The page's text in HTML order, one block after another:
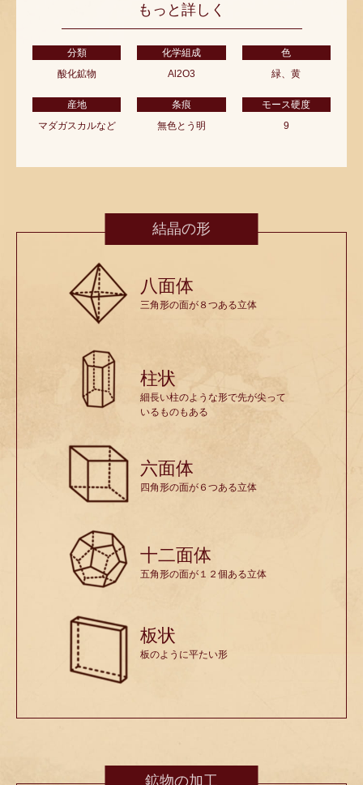
もっと詳しく
分類
酸化鉱物
化学組成
Al2O3
色
緑、黄
産地
マダガスカルなど
条痕
無色とう明
モース硬度
9
結晶の形
八面体
三角形の面が８つある立体
柱状
細長い柱のような形で先が尖って
いるものもある
六面体
四角形の面が６つある立体
十二面体
五角形の面が１２個ある立体
板状
板のように平たい形
鉱物の加工